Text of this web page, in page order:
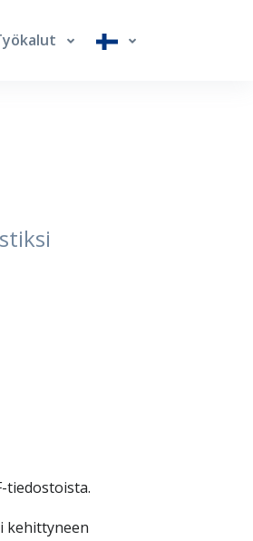
tiedostoista.
kehittyneen